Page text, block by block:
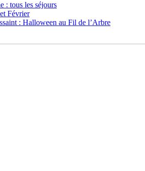
: tous les séjours
Février
: Halloween au Fil de l’Arbre